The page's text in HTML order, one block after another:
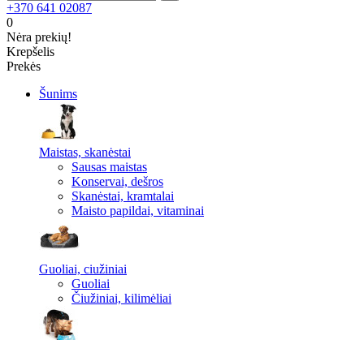
+370 641 02087
0
Nėra prekių!
Krepšelis
Prekės
Šunims
Maistas, skanėstai
Sausas maistas
Konservai, dešros
Skanėstai, kramtalai
Maisto papildai, vitaminai
Guoliai, ciužiniai
Guoliai
Čiužiniai, kilimėliai